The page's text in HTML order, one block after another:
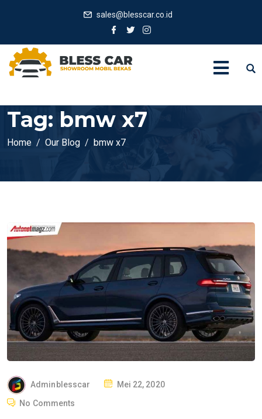
sales@blesscar.co.id
Tag: bmw x7
Home Our Blog bmw x7
Adminblesscar
PMei 22, 2020
No Comments